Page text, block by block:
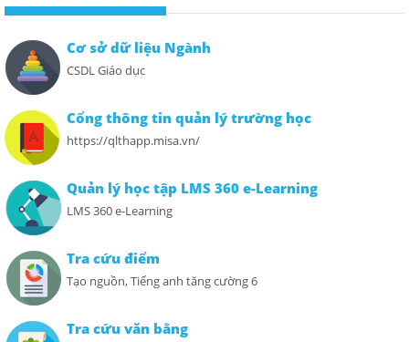
Cơ sở dữ liệu Ngành
CSDL Giáo dục
Cổng thông tin quản lý trường học
https://qlthapp.misa.vn/
Quản lý học tập LMS 360 e-Learning
LMS 360 e-Learning
Tra cứu điểm
Tạo nguồn, Tiếng anh tăng cường 6
Tra cứu văn bằng